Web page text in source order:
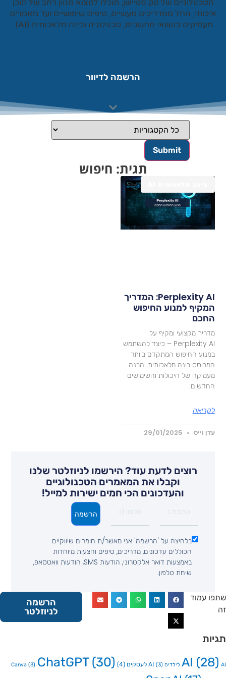
של טק סטיישן, תוכלו למצוא מגוון רחב של תוכן
החל ממדריכים מעשיים, טיפים שימושיים ועד מאמרים
מעמיקים בנושאי מחשבים, טכנולוגיה ובינה מלאכותית (AI).
הרשמה לדיוור
תגית: חיפוש
Perplexity AI: המדריך
למנוע החיפוש
מקצועי ומקיף על
Perplexity AI – כיצד להשתמש
החיפוש המתקדם ביותר
בינה מלאכותית. הבנה
של היכולות והשימושים
וייס 29/01/2025
רוצים לדעת עוד? הירשמו לניוזלטר שלנו
וקבלו את המאמרים הטכנולוגיים
והעדכונים הכי חמים ישירות למייל!
בלחיצה על 'הרשמה' אני מאשר/ת חומרים שיווקיים
הכוללים עדכונים, מדריכים, טיפים והצעות מיוחדות
באמצעות דואר אלקטרוני, הודעות SMS, הודעות וואטסאפ,
שיחת טלפון.
הרשמה
עמוד
הרשמה
לניוזלטר
AI
(3) AI לעסקים (4)
Canva(3) ChatGPT(30)